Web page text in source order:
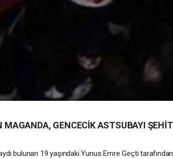
MAGANDA, GENCECİK ASTSUBAYI
bulunan 19 yaşındaki Yunus Emre Geçti